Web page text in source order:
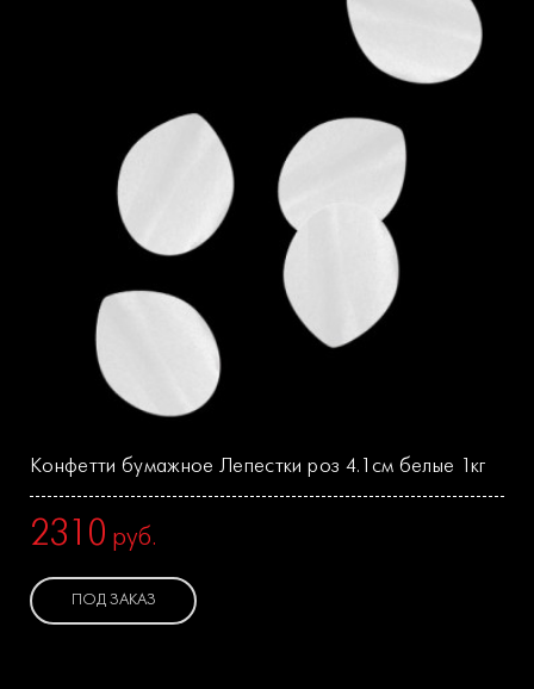
Конфетти бумажное Лепестки роз 4.1см белые 1кг
2310 руб.
ПОД ЗАКАЗ